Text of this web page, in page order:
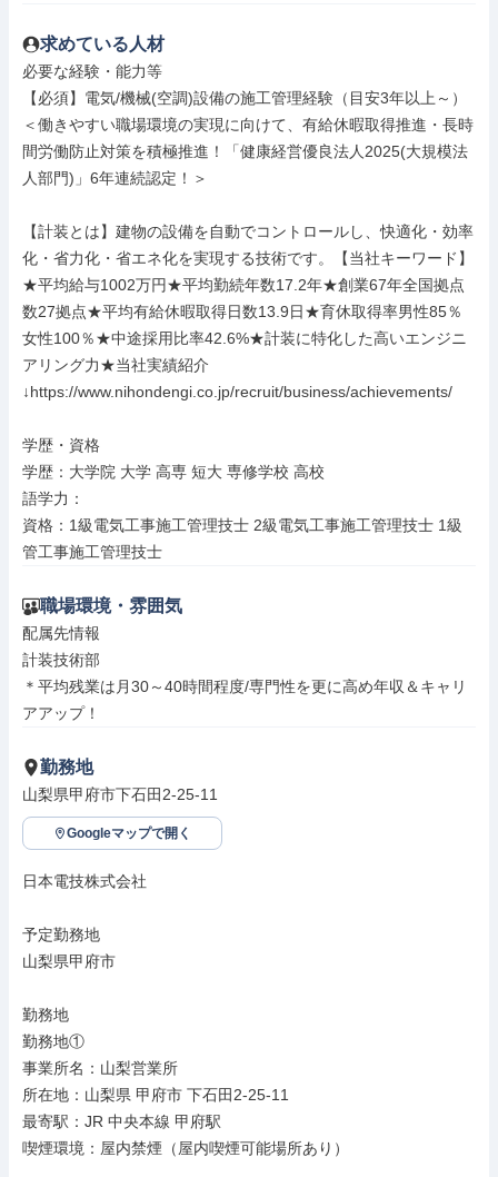
求めている人材
必要な経験・能力等
【必須】電気/機械(空調)設備の施工管理経験（目安3年以上～）
＜働きやすい職場環境の実現に向けて、有給休暇取得推進・長時
間労働防止対策を積極推進！「健康経営優良法人2025(大規模法
人部門)」6年連続認定！＞
【計装とは】建物の設備を自動でコントロールし、快適化・効率
化・省力化・省エネ化を実現する技術です。【当社キーワード】
★平均給与1002万円★平均勤続年数17.2年★創業67年全国拠点
数27拠点★平均有給休暇取得日数13.9日★育休取得率男性85％
女性100％★中途採用比率42.6%★計装に特化した高いエンジニ
アリング力★当社実績紹介
↓https://www.nihondengi.co.jp/recruit/business/achievements/
学歴・資格
学歴：大学院 大学 高専 短大 専修学校 高校
語学力：
資格：1級電気工事施工管理技士 2級電気工事施工管理技士 1級
管工事施工管理技士
職場環境・雰囲気
配属先情報
計装技術部
＊平均残業は月30～40時間程度/専門性を更に高め年収＆キャリ
アアップ！
勤務地
山梨県甲府市下石田2-25-11
Googleマップで開く
日本電技株式会社
予定勤務地
山梨県甲府市
勤務地
勤務地①
事業所名：山梨営業所
所在地：山梨県 甲府市 下石田2-25-11
最寄駅：JR 中央本線 甲府駅
喫煙環境：屋内禁煙（屋内喫煙可能場所あり）